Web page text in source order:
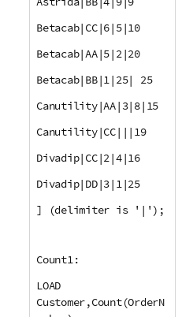
Betacab|CC|6|5|10
Betacab|AA|5|2|20
Betacab|BB|1|25| 25
Canutility|AA|3|8|15
Canutility|CC|||19
Divadip|CC|2|4|16
Divadip|DD|3|1|25
] (delimiter is '|');
Count1:
LOAD
Customer,Count(OrderN